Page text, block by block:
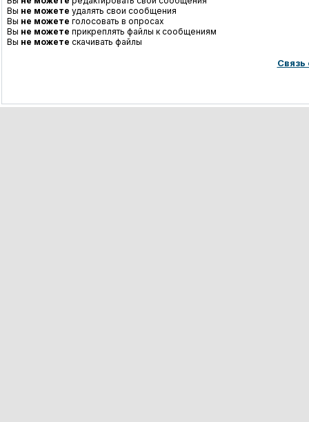
Вы не можете удалять свои сообщения
Вы не можете голосовать в опросах
Вы не можете прикреплять файлы к сообщениям
Вы не можете скачивать файлы